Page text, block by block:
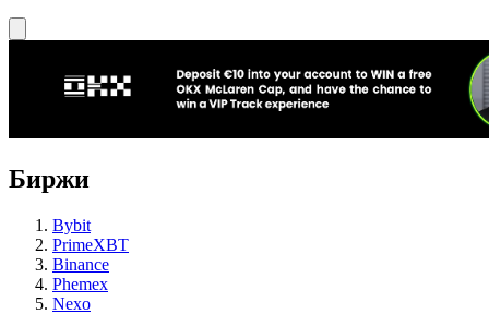
Биржи
Bybit
PrimeXBT
Binance
Phemex
Nexo